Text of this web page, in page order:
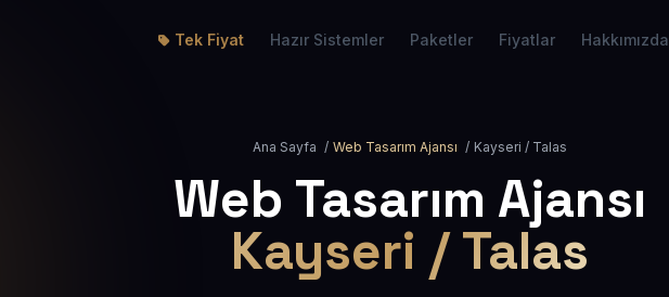
Tek Fiyat Hazır Sistemler Paketler Fiyatlar Hakkımızda
Ana Sayfa / Web Tasarım Ajansı / Kayseri / Talas
Web Tasarım Ajansı
Kayseri / Talas